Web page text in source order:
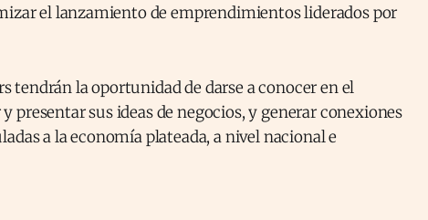
el lanzamiento de emprendimientos liderados por
tendrán la oportunidad de darse a conocer en el
presentar sus ideas de negocios, y generar conexiones
a la economía plateada, a nivel nacional e